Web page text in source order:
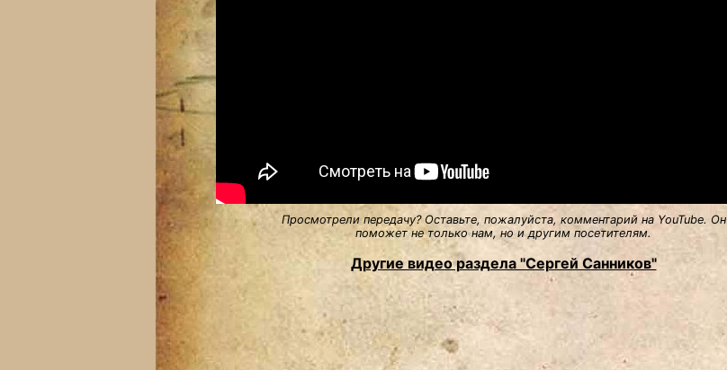
Просмотрели передачу? Оставьте, пожалуйста, комментарий на YouTube. Он
поможет не только нам, но и другим посетителям.
Другие видео раздела "Сергей Санников"